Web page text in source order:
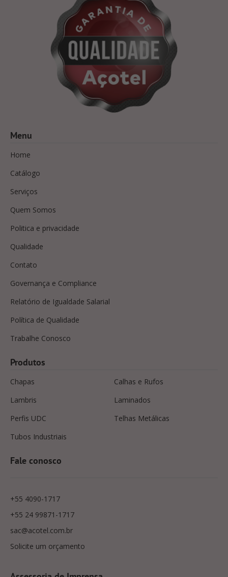
Menu
Home
Catálogo
Serviços
Quem Somos
Politica e privacidade
Qualidade
Contato
Governança e Compliance
Relatório de Igualdade Salarial
Política de Qualidade
Trabalhe Conosco
Produtos
Chapas
Calhas e Rufos
Lambris
Laminados
Perfis UDC
Telhas Metálicas
Tubos Industriais
Fale conosco
+55 4090-1717
+55 24 99871-1717
sac@acotel.com.br
Solicite um orçamento